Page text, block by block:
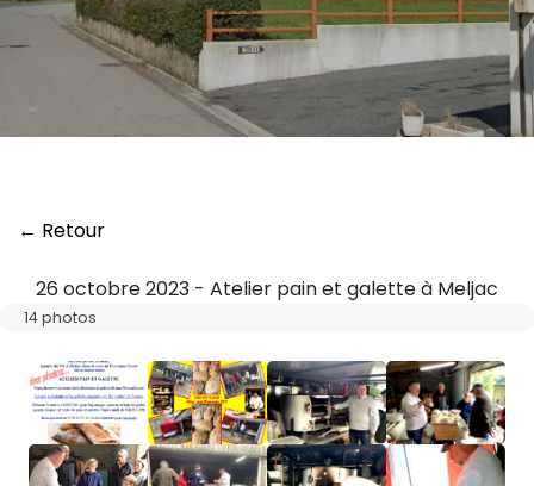
← Retour
26 octobre 2023 - Atelier pain et galette à Meljac
14 photos